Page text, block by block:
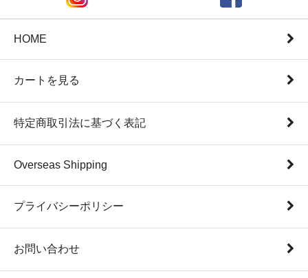
HOME
カートを見る
特定商取引法に基づく表記
Overseas Shipping
プライバシーポリシー
お問い合わせ